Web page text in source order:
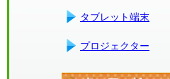
タブレット端末
プロジェクター